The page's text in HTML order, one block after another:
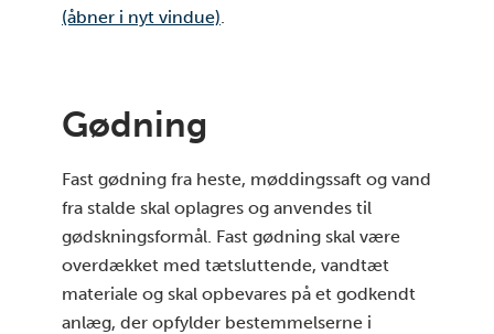
(åbner i nyt vindue).
Gødning
Fast gødning fra heste, møddingssaft og vand
fra stalde skal oplagres og anvendes til
gødskningsformål. Fast gødning skal være
overdækket med tætsluttende, vandtæt
materiale og skal opbevares på et godkendt
anlæg, der opfylder bestemmelserne i